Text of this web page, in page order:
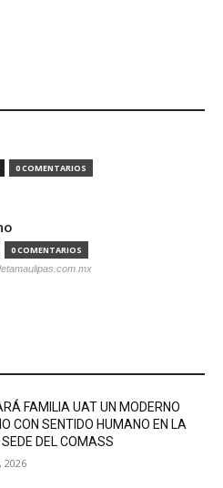
0 COMENTARIOS
0 COMENTARIOS
FAMILIA UAT UN MODERNO
CON SENTIDO HUMANO EN LA
SEDE DEL COMASS
2026